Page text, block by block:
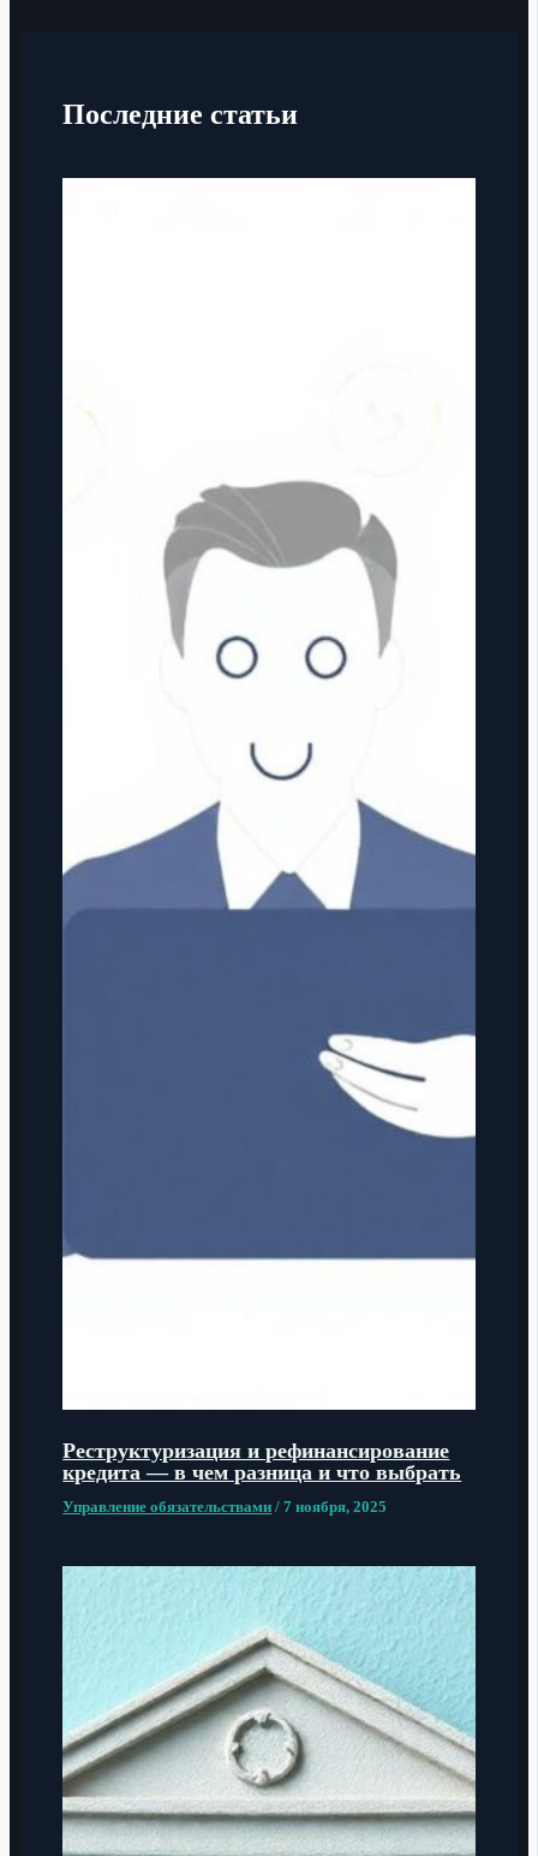
Последние статьи
Реструктуризация и рефинансирование
кредита — в чем разница и что выбрать
Управление обязательствами /7 ноября, 2025